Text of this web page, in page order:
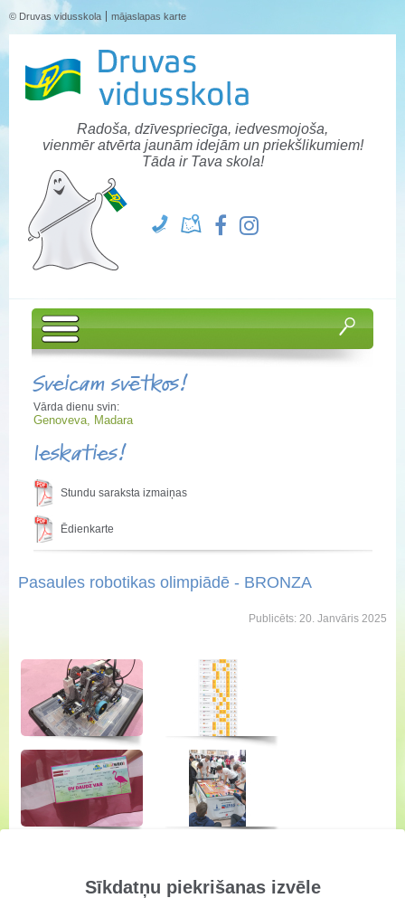
Sīkdatņu piekrišanas izvēle
© Druvas vidusskola mājaslapas karte
Radoša, dzīvespriecīga, iedvesmojoša,
vienmēr atvērta jaunām idejām un priekšlikumiem!
Tāda ir Tava skola!
Sveicam svētkos!
Vārda dienu svin:
Genoveva, Madara
Ieskaties!
Stundu saraksta izmaiņas
Ēdienkarte
Pasaules robotikas olimpiādē - BRONZA
Publicēts: 20. Janvāris 2025